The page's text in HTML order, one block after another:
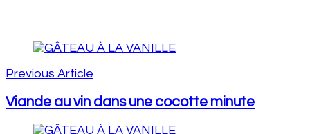
Post
Navigation
Previous Article
Viande au vin dans une cocotte minute